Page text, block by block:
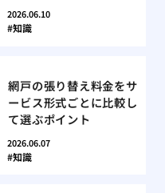
2026.06.10
知識
網戸の張り替え料金をサ
ービス形式ごとに比較し
て選ぶポイント
2026.06.07
知識